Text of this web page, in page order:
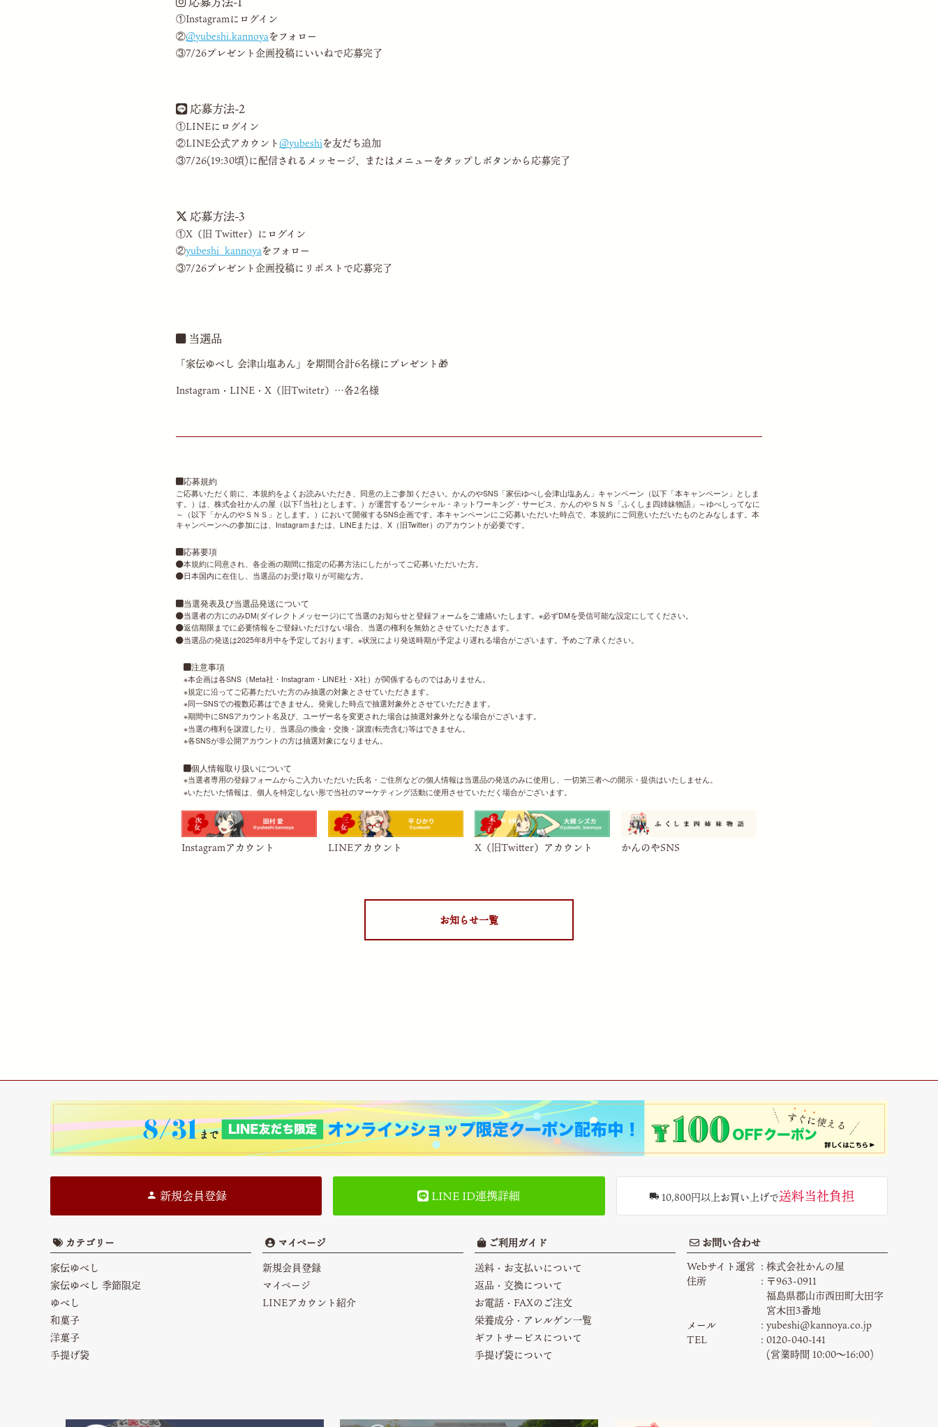
①Instagramにログイン
②＠yubeshi.kannoyaをフォロー
③7/26プレゼント企画投稿にいいねで応募完了
応募方法-2
①LINEにログイン
②LINE公式アカウント＠yubeshiを友だち追加
③7/26(19:30頃)に配信されるメッセージ、またはメニューをタップしボタンから応募完了
応募方法-3
①X（旧 Twitter）にログイン
②yubeshi_kannoyaをフォロー
③7/26プレゼント企画投稿にリポストで応募完了
当選品
「家伝ゆべし 会津山塩あん」を期間合計6名様にプレゼント🎁
Instagram・LINE・X（旧Twitetr）…各2名様
応募規約
ご応募いただく前に、本規約をよくお読みいただき、同意の上ご参加ください。かんのやSNS「家伝ゆべし会津山塩あん」キャンペーン（以下「本キャンペーン」としま
す。）は、株式会社かんの屋（以下｢当社｣とします。）が運営するソーシャル・ネットワーキング・サービス、かんのやＳＮＳ「ふくしま四姉妹物語」～ゆべしってなに
～（以下「かんのやＳＮＳ」とします。）において開催するSNS企画です。本キャンペーンにご応募いただいた時点で、本規約にご同意いただいたものとみなします。本
キャンペーンへの参加には、Instagramまたは、LINEまたは、X（旧Twitter）のアカウントが必要です。
応募要項
本規約に同意され、各企画の期間に指定の応募方法にしたがってご応募いただいた方。
日本国内に在住し、当選品のお受け取りが可能な方。
当選発表及び当選品発送について
当選者の方にのみDM(ダイレクトメッセージ)にて当選のお知らせと登録フォームをご連絡いたします。※必ずDMを受信可能な設定にしてください。
返信期限までに必要情報をご登録いただけない場合、当選の権利を無効とさせていただきます。
当選品の発送は2025年8月中を予定しております。※状況により発送時期が予定より遅れる場合がございます。予めご了承ください。
注意事項
本企画は各SNS（Meta社・Instagram・LINE社・X社）が関係するものではありません。
規定に沿ってご応募ただいた方のみ抽選の対象とさせていただきます。
同一SNSでの複数応募はできません。発覚した時点で抽選対象外とさせていただきます。
期間中にSNSアカウント名及び、ユーザー名を変更された場合は抽選対象外となる場合がございます。
当選の権利を譲渡したり、当選品の換金・交換・譲渡(転売含む)等はできません。
各SNSが非公開アカウントの方は抽選対象になりません。
個人情報取り扱いについて
当選者専用の登録フォームからご入力いただいた氏名・ご住所などの個人情報は当選品の発送のみに使用し、一切第三者への開示・提供はいたしません。
いただいた情報は、個人を特定しない形で当社のマーケティング活動に使用させていただく場合がございます。
Instagramアカウント LINEアカウント X（旧Twitter）アカウント かんのやSNS
お知らせ一覧
新規会員登録 LINE ID連携詳細 10,800円以上お買い上げで送料当社負担
カテゴリー
家伝ゆべし
家伝ゆべし 季節限定
ゆべし
和菓子
洋菓子
手提げ袋
マイページ
新規会員登録
マイページ
LINEアカウント紹介
ご利用ガイド
送料・お支払いについて
返品・交換について
お電話・FAXのご注文
栄養成分・アレルゲン一覧
ギフトサービスについて
手提げ袋について
お問い合わせ
Webサイト運営
株式会社かんの屋
住所
〒963-0911
福島県郡山市西田町大田字
宮木田3番地
メール
yubeshi@kannoya.co.jp
TEL
0120-040-141
(営業時間 10:00〜16:00)